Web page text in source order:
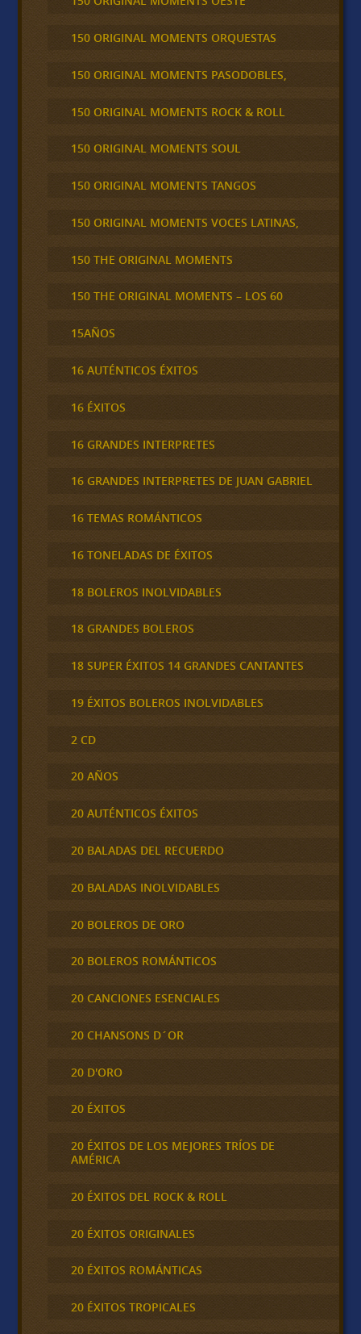
150 ORIGINAL MOMENTS ORQUESTAS
150 ORIGINAL MOMENTS PASODOBLES,
150 ORIGINAL MOMENTS ROCK & ROLL
150 ORIGINAL MOMENTS SOUL
150 ORIGINAL MOMENTS TANGOS
150 ORIGINAL MOMENTS VOCES LATINAS,
150 THE ORIGINAL MOMENTS
150 THE ORIGINAL MOMENTS – LOS 60
15AÑOS
16 AUTÉNTICOS ÉXITOS
16 ÉXITOS
16 GRANDES INTERPRETES
16 GRANDES INTERPRETES DE JUAN GABRIEL
16 TEMAS ROMÁNTICOS
16 TONELADAS DE ÉXITOS
18 BOLEROS INOLVIDABLES
18 GRANDES BOLEROS
18 SUPER ÉXITOS 14 GRANDES CANTANTES
19 ÉXITOS BOLEROS INOLVIDABLES
2 CD
20 AÑOS
20 AUTÉNTICOS ÉXITOS
20 BALADAS DEL RECUERDO
20 BALADAS INOLVIDABLES
20 BOLEROS DE ORO
20 BOLEROS ROMÁNTICOS
20 CANCIONES ESENCIALES
20 CHANSONS D´OR
20 D'ORO
20 ÉXITOS
20 ÉXITOS DE LOS MEJORES TRÍOS DE
AMÉRICA
20 ÉXITOS DEL ROCK & ROLL
20 ÉXITOS ORIGINALES
20 ÉXITOS ROMÁNTICAS
20 ÉXITOS TROPICALES